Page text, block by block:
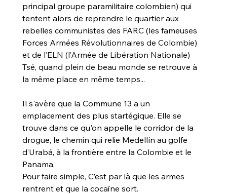
principal groupe paramilitaire colombien) qui
tentent alors de reprendre le quartier aux
rebelles communistes des FARC (les fameuses
Forces Armées Révolutionnaires de Colombie)
et de l’ELN (l’Armée de Libération Nationale)
Tsé, quand plein de beau monde se retrouve à
la même place en même temps...
Il s'avère que la Commune 13 a un
emplacement des plus startégique. Elle se
trouve dans ce qu'on appelle le corridor de la
drogue, le chemin qui relie Medellín au golfe
d’Urabá, à la frontière entre la Colombie et le
Panama.
Pour faire simple, C’est par là que les armes
rentrent et que la cocaïne sort.